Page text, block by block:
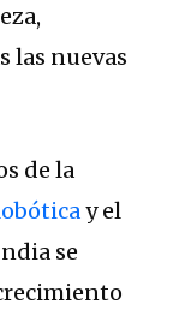
las nuevas
de la
y el
se